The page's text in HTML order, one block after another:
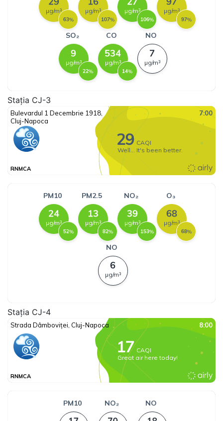
Stația CJ-3
Stația CJ-4